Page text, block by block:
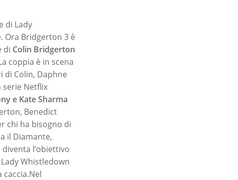
di Lady
Ora Bridgerton 3 è
di Colin Bridgerton
coppia è in scena
di Colin, Daphne
serie Netflix
e Kate Sharma
Benedict
chi ha bisogno di
il Diamante,
l’obiettivo
Whistledown